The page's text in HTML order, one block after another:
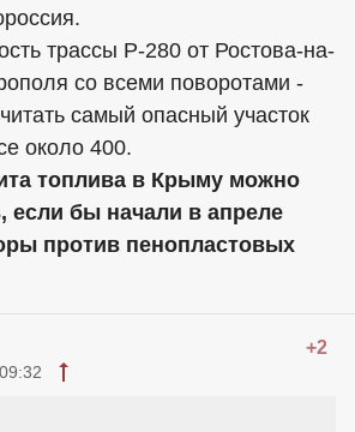
трассы Р-280 от Ростова-на-
со всеми поворотами -
самый опасный участок
около 400.
топлива в Крыму можно
если бы начали в апреле
против пенопластовых
+2